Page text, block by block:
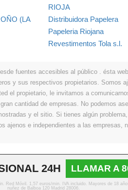
RIOJA
(LA
Distribuidora Papelera
Papeleria Riojana
Revestimentos Tola s.l.
fuentes accesibles al público . ésta
y sus respectivos propietarios. Somos
el propietario, le invitamos a
cantidad de empresas. No podemos
y el sitio. Si tienes algún
e independientes a las empresas,
- 2026 Todos los derechos reservados
24H LLAMAR A
Red Móvil. 1,57 euros/min. IVA incluido. Mayores de 18
nuñez de Balboa 120 Madrid 28006.